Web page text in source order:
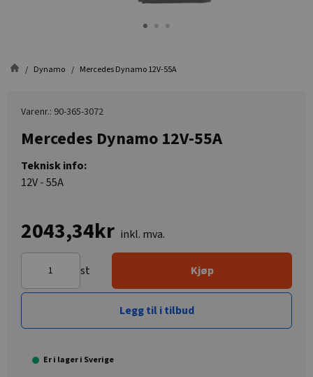
Dynamo Mercedes Dynamo 12V-55A
Varenr.: 90-365-3072
Mercedes Dynamo 12V-55A
Teknisk info:
12V - 55A
2043,34kr inkl. mva.
st Kjøp
Legg til i tilbud
Er i lager i Sverige